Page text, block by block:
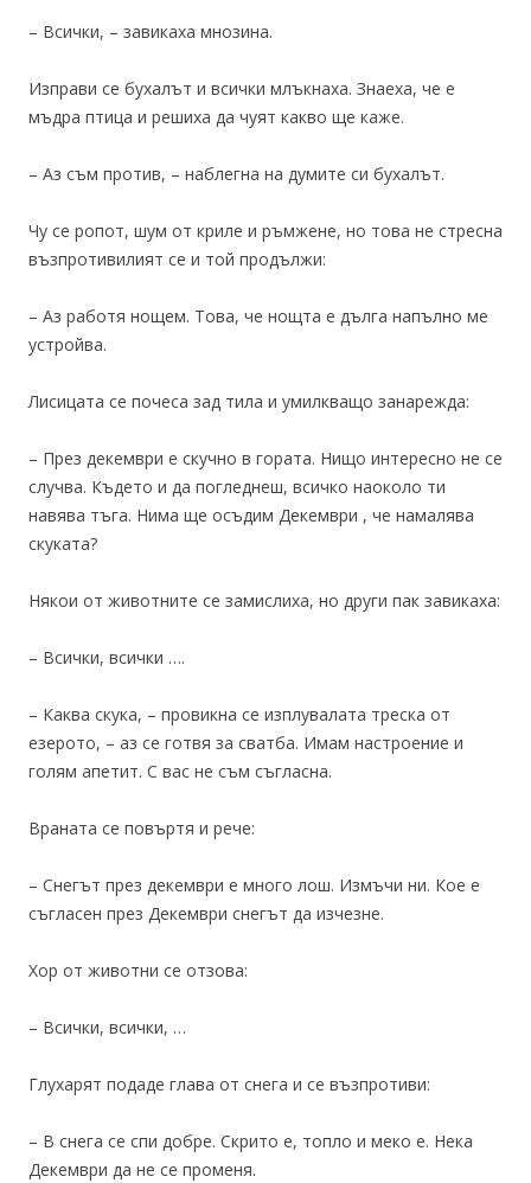
– Всички, – завикаха мнозина.
Изправи се бухалът и всички млъкнаха. Знаеха, че е
мъдра птица и решиха да чуят какво ще каже.
– Аз съм против, – наблегна на думите си бухалът.
Чу се ропот, шум от криле и ръмжене, но това не стресна
възпротивилият се и той продължи:
– Аз работя нощем. Това, че нощта е дълга напълно ме
устройва.
Лисицата се почеса зад тила и умилкващо занарежда:
– През декември е скучно в гората. Нищо интересно не се
случва. Където и да погледнеш, всичко наоколо ти
навява тъга. Нима ще осъдим Декември , че намалява
скуката?
Някои от животните се замислиха, но други пак завикаха:
– Всички, всички ….
– Каква скука, – провикна се изплувалата треска от
езерото, – аз се готвя за сватба. Имам настроение и
голям апетит. С вас не съм съгласна.
Враната се повъртя и рече:
– Снегът през декември е много лош. Измъчи ни. Кое е
съгласен през Декември снегът да изчезне.
Хор от животни се отзова:
– Всички, всички, …
Глухарят подаде глава от снега и се възпротиви:
– В снега се спи добре. Скрито е, топло и меко е. Нека
Декември да не се променя.